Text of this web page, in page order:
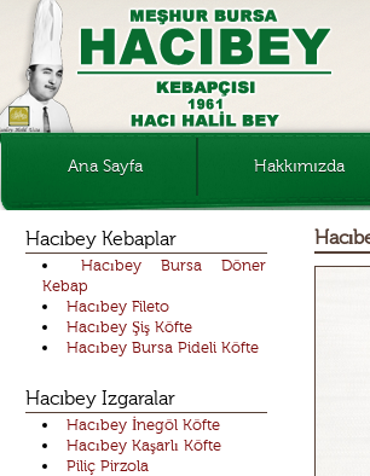
Ana Sayfa Hakkımızda
Hacıbey Kebaplar
Hacıbey Bursa Döner
Kebap
Hacıbey Fileto
Hacıbey Şiş Köfte
Hacıbey Bursa Pideli Köfte
Hacıbey Izgaralar
Hacıbey İnegöl Köfte
Hacıbey Kaşarlı Köfte
Piliç Pirzola